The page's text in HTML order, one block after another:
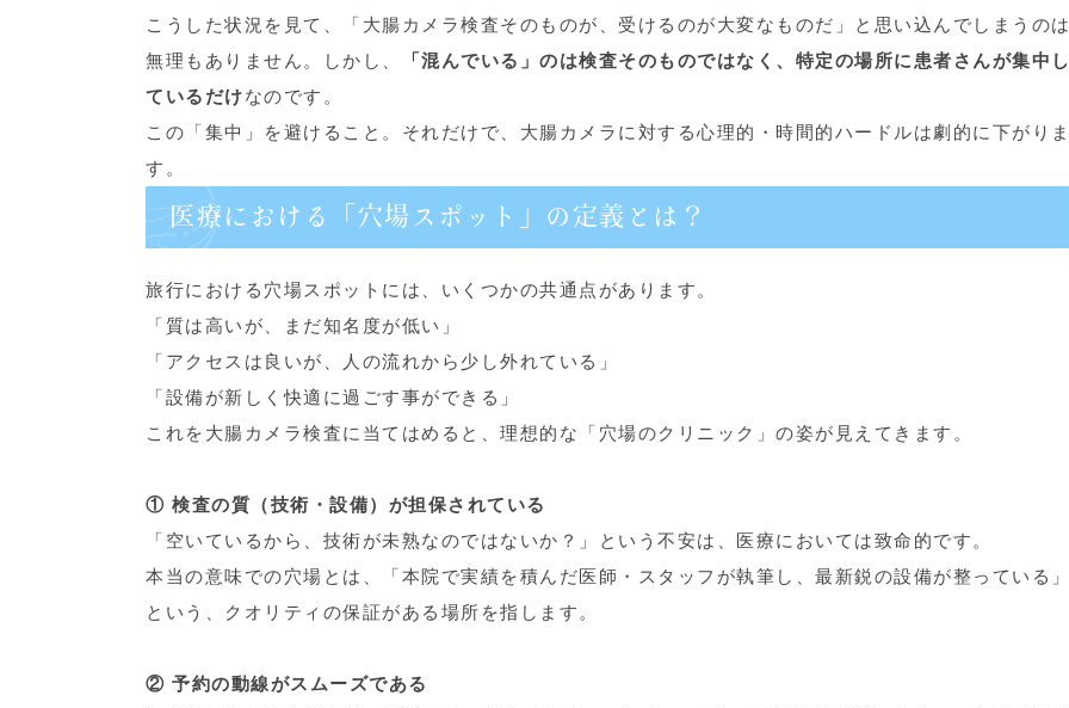
こうした状況を見て、「大腸カメラ検査そのものが、受けるのが大変なものだ」と思い込んでしまうのは
無理もありません。しかし、
「混んでいる」のは検査そのものではなく、特定の場所に患者さんが集中し
ているだけなのです。
この「集中」を避けること。それだけで、大腸カメラに対する心理的・時間的ハードルは劇的に下がりま
す。
医療における「穴場スポット」の定義とは？
旅行における穴場スポットには、いくつかの共通点があります。
「質は高いが、まだ知名度が低い」
「アクセスは良いが、人の流れから少し外れている」
「設備が新しく快適に過ごす事ができる」
これを大腸カメラ検査に当てはめると、理想的な「穴場のクリニック」の姿が見えてきます。
① 検査の質（技術・設備）が担保されている
「空いているから、技術が未熟なのではないか？」という不安は、医療においては致命的です。
本当の意味での穴場とは、「本院で実績を積んだ医師・スタッフが執筆し、最新鋭の設備が整っている」
という、クオリティの保証がある場所を指します。
② 予約の動線がスムーズである